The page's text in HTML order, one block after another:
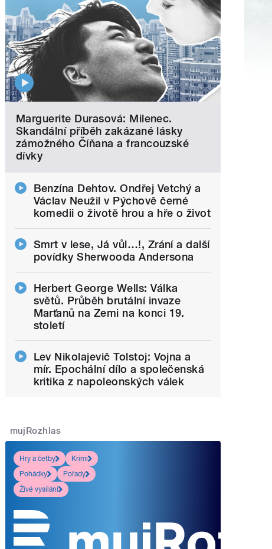
Marguerite Durasová: Milenec.
Skandální příběh zakázané lásky
zámožného Číňana a francouzské
dívky
Benzína Dehtov. Ondřej Vetchý a
Václav Neužil v Pýchově černé
komedii o životě hrou a hře o život
Smrt v lese, Já vůl…!, Zrání a další
povídky Sherwooda Andersona
Herbert George Wells: Válka
světů. Průběh brutální invaze
Marťanů na Zemi na konci 19.
století
Lev Nikolajevič Tolstoj: Vojna a
mír. Epochální dílo a společenská
kritika z napoleonských válek
mujRozhlas
Hry a četby
Krimi
Pohádky
Pořady
Živé vysílání